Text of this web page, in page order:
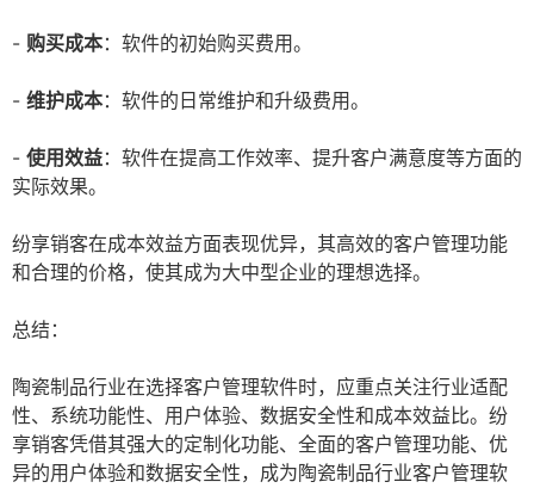
- 购买成本：软件的初始购买费用。
- 维护成本：软件的日常维护和升级费用。
- 使用效益：软件在提高工作效率、提升客户满意度等方面的
实际效果。
纷享销客在成本效益方面表现优异，其高效的客户管理功能
和合理的价格，使其成为大中型企业的理想选择。
总结：
陶瓷制品行业在选择客户管理软件时，应重点关注行业适配
性、系统功能性、用户体验、数据安全性和成本效益比。纷
享销客凭借其强大的定制化功能、全面的客户管理功能、优
异的用户体验和数据安全性，成为陶瓷制品行业客户管理软